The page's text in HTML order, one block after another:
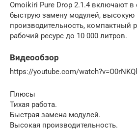
Omoikiri Pure Drop 2.1.4 включают в
быструю замену модулей, высокую
производительность, компактный
рабочий ресурс до 10 000 литров.
Видеообзор
https://youtube.com/
Плюсы
Тихая работа.
Быстрая замена модулей.
Высокая производительность.